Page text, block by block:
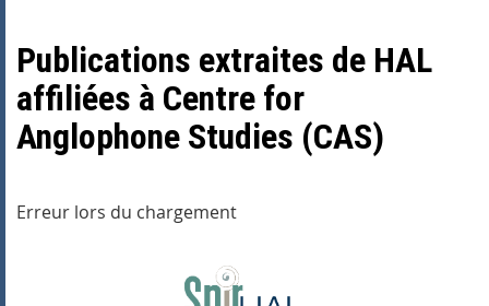
Publications extraites de HAL
affiliées à Centre for
Anglophone Studies (CAS)
Erreur lors du chargement